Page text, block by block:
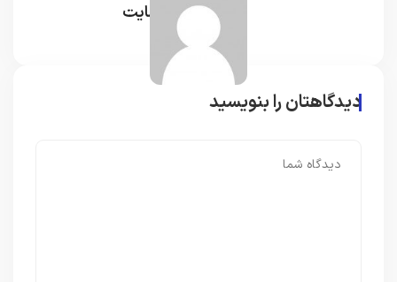
مدیر سایت
دیدگاهتان را بنویسید